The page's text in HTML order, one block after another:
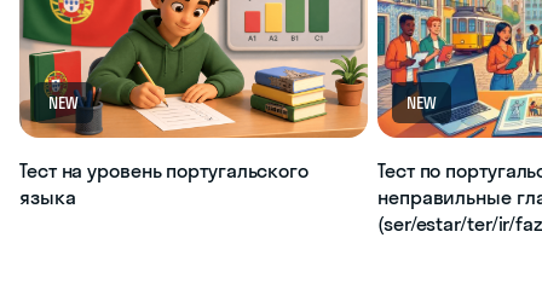
NEW
Тест на уровень португальского
языка
NEW
Тест по
неправильные
(ser/estar/ter/ir/